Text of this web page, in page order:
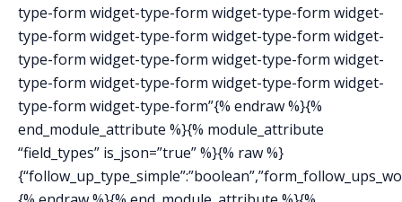
type-form widget-type-form widget-type-form widget-
type-form widget-type-form widget-type-form widget-
type-form widget-type-form widget-type-form widget-
type-form widget-type-form widget-type-form widget-
type-form widget-type-form”{% endraw %}{%
end_module_attribute %}{% module_attribute
“field_types” is_json=”true” %}{% raw %}